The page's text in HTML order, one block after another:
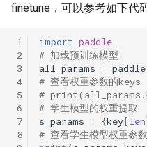
finetune，可以参考如下代
1
2
3
4
5
6
7
8
import paddle
# 加载预训练模型
all_params = paddle
# 查看权重参数的keys
#
# 学生模型的权重提取
s_params = {key[len
# 查看学生模型权重参